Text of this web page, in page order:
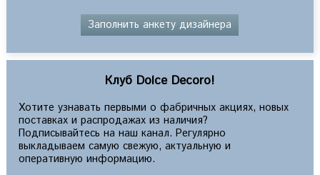
Заполнить анкету дизайнера
Клуб Dolce Decoro!
Хотите узнавать первыми о фабричных акциях, новых
поставках и распродажах из наличия?
Подписывайтесь на наш канал. Регулярно
выкладываем самую свежую, актуальную и
оперативную информацию.